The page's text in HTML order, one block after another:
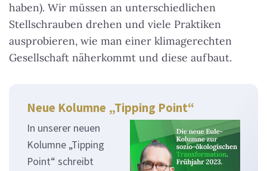
haben). Wir müssen an unterschiedlichen
Stellschrauben drehen und viele Praktiken
ausprobieren, wie man einer klimagerechten
Gesellschaft näherkommt und diese aufbaut.
Neue Kolumne „Tipping Point“
In unserer neuen
Kolumne „Tipping
Point“ schreibt